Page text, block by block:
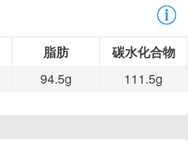
脂肪
碳水化合物
94.5g 111.5g